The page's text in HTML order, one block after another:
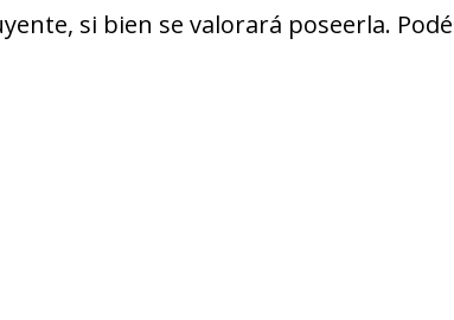
si bien se valorará poseerla.